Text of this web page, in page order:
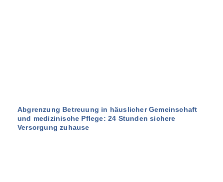
Abgrenzung Betreuung in häuslicher Gemeinschaft
und medizinische Pflege: 24 Stunden sichere
Versorgung zuhause